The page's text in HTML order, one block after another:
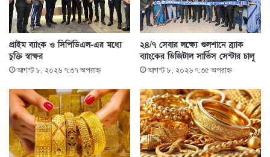
প্রাইম ব্যাংক ও সিপিডিএল-এর মধ্যে
চুক্তি স্বাক্ষর
আগস্ট ৮, ২০২৬ ৭:৩৭ অপরাহ্ণ
২৪/৭ সেবার লক্ষ্যে গুলশানে ব্র্যাক
ব্যাংকের ডিজিটাল সার্ভিস সেন্টার চালু
আগস্ট ৮, ২০২৬ ৭:৩৫ অপরাহ্ণ